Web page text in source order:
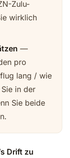
Zulu-
wirklich
—
pro
lang / wie
in der
Sie beide
Drift zu